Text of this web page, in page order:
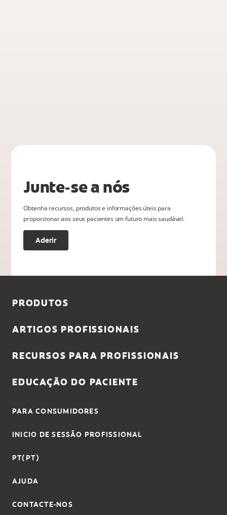
Junte-se a nós
Obtenha recursos, produtos e informações úteis para
proporcionar aos seus pacientes um futuro mais saudável.
Aderir
PRODUTOS
ARTIGOS PROFISSIONAIS
RECURSOS PARA PROFISSIONAIS
EDUCAÇÃO DO PACIENTE
PARA CONSUMIDORES
INICIO DE SESSÃO PROFISSIONAL
PT(PT)
AJUDA
CONTACTE-NOS